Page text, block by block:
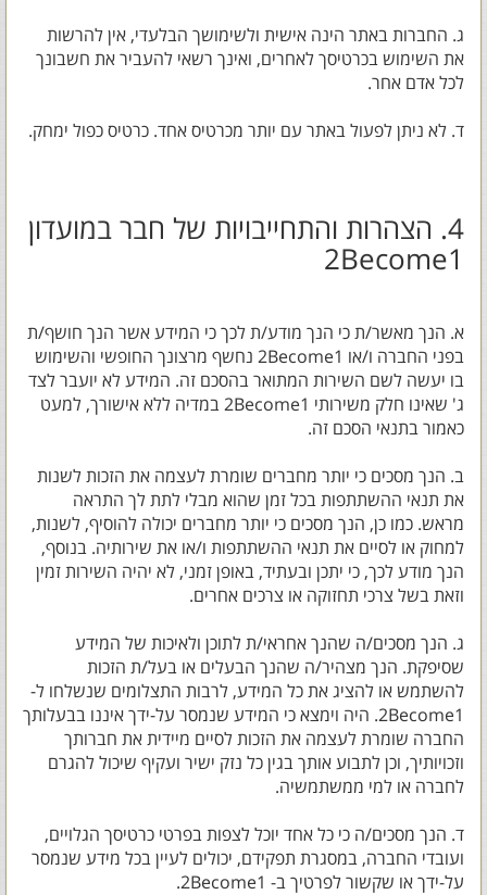
ג. החברות באתר הינה אישית ולשימושך הבלעדי, אין להרשות
את השימוש בכרטיסך לאחרים, ואינך רשאי להעביר את חשבונך
לכל אדם אחר.
ד. לא ניתן לפעול באתר עם יותר מכרטיס אחד. כרטיס כפול ימחק.
4. הצהרות והתחייבויות של חבר במועדון
2Become1
א. הנך מאשר/ת כי הנך מודע/ת לכך כי המידע אשר הנך חושף/ת
בפני החברה ו/או 2Become1 נחשף מרצונך החופשי והשימוש
בו יעשה לשם השירות המתואר בהסכם זה. המידע לא יועבר לצד
ג' שאינו חלק משירותי 2Become1 במדיה ללא אישורך, למעט
כאמור בתנאי הסכם זה.
ב. הנך מסכים כי יותר מחברים שומרת לעצמה את הזכות לשנות
את תנאי ההשתתפות בכל זמן שהוא מבלי לתת לך התראה
מראש. כמו כן, הנך מסכים כי יותר מחברים יכולה להוסיף, לשנות,
למחוק או לסיים את תנאי ההשתתפות ו/או את שירותיה. בנוסף,
הנך מודע לכך, כי יתכן ובעתיד, באופן זמני, לא יהיה השירות זמין
וזאת בשל צרכי תחזוקה או צרכים אחרים.
ג. הנך מסכים/ה שהנך אחראי/ת לתוכן ולאיכות של המידע
שסיפקת. הנך מצהיר/ה שהנך הבעלים או בעל/ת הזכות
להשתמש או להציג את כל המידע, לרבות התצלומים שנשלחו ל-
2Become1. היה וימצא כי המידע שנמסר על-ידך איננו בבעלותך
החברה שומרת לעצמה את הזכות לסיים מיידית את חברותך
וזכויותיך, וכן לתבוע אותך בגין כל נזק ישיר ועקיף שיכול להגרם
לחברה או למי ממשתמשיה.
ד. הנך מסכים/ה כי כל אחד יוכל לצפות בפרטי כרטיסך הגלויים,
ועובדי החברה, במסגרת תפקידם, יכולים לעיין בכל מידע שנמסר
על-ידך או שקשור לפרטיך ב- 2Become1.